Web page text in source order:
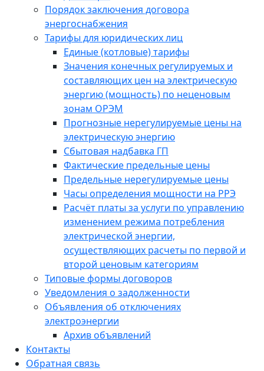
Порядок заключения договора
энергоснабжения
Тарифы для юридических лиц
Единые (котловые) тарифы
Значения конечных регулируемых и
составляющих цен на электрическую
энергию (мощность) по неценовым
зонам ОРЭМ
Прогнозные нерегулируемые цены на
электрическую энергию
Сбытовая надбавка ГП
Фактические предельные цены
Предельные нерегулируемые цены
Часы определения мощности на РРЭ
Расчёт платы за услуги по управлению
изменением режима потребления
электрической энергии,
осуществляющих расчеты по первой и
второй ценовым категориям
Типовые формы договоров
Уведомления о задолженности
Объявления об отключениях
электроэнергии
Архив объявлений
Контакты
Обратная связь